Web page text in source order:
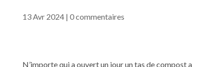
13 Avr 2024| 0 commentaires
N’importe qui a ouvert un jour un tas de compost a